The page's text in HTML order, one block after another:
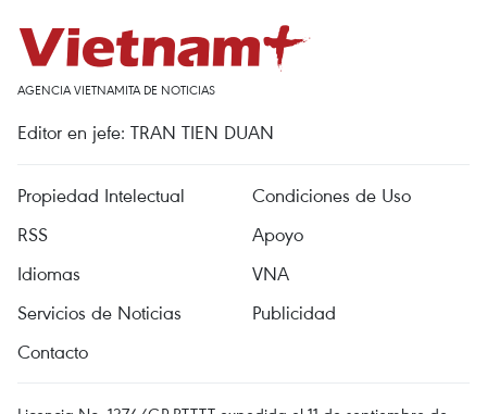
AGENCIA VIETNAMITA DE NOTICIAS
Editor en jefe: TRAN TIEN DUAN
Propiedad Intelectual
Condiciones de Uso
RSS
Apoyo
Idiomas
VNA
Servicios de Noticias
Publicidad
Contacto